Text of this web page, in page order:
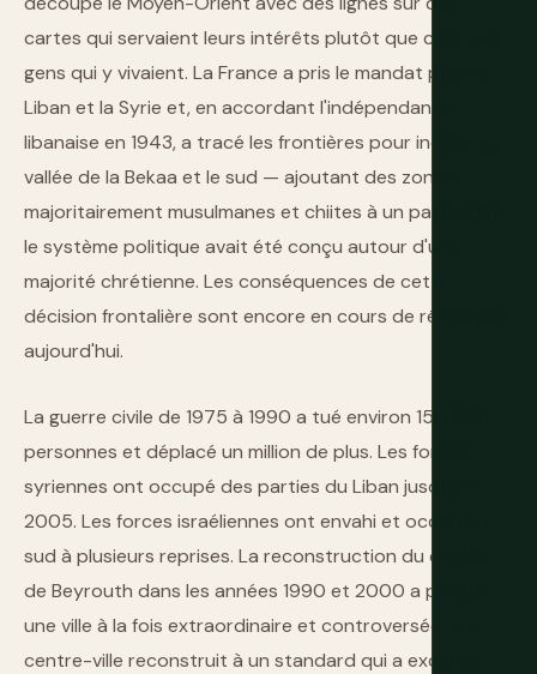
cartes qui servaient leurs intérêts plutôt que ceux des
gens qui y vivaient. La France a pris le mandat pour le
Liban et la Syrie et, en accordant l'indépendance
libanaise en 1943, a tracé les frontières pour inclure la
vallée de la Bekaa et le sud — ajoutant des zones
majoritairement musulmanes et chiites à un pays dont
le système politique avait été conçu autour d'une
majorité chrétienne. Les conséquences de cette
décision frontalière sont encore en cours de résolution
aujourd'hui.
La guerre civile de 1975 à 1990 a tué environ 150 000
personnes et déplacé un million de plus. Les forces
syriennes ont occupé des parties du Liban jusqu'en
2005. Les forces israéliennes ont envahi et occupé le
sud à plusieurs reprises. La reconstruction du centre
de Beyrouth dans les années 1990 et 2000 a produit
une ville à la fois extraordinaire et controversée — le
centre-ville reconstruit à un standard qui a exclu les